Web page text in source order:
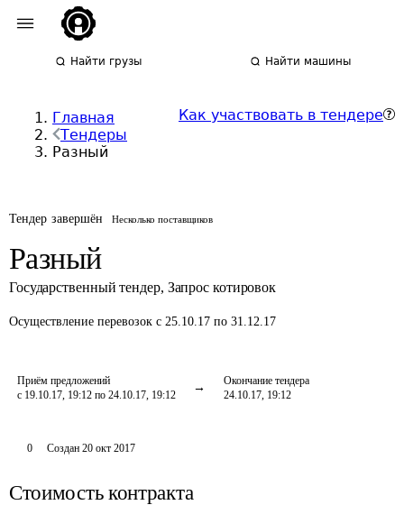
Найти грузы Найти машины
Главная
Тендеры
Разный
Как участвовать в тендере
Тендер завершён Несколько поставщиков
Разный
Государственный тендер, Запрос котировок
Осуществление перевозок с 25.10.17 по 31.12.17
Приём предложений
с 19.10.17, 19:12 по 24.10.17, 19:12
Окончание тендера
24.10.17, 19:12
0 Создан 20 окт 2017
Стоимость контракта